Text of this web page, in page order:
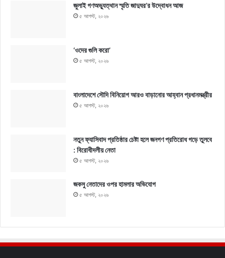
জুলাই গণঅভ্যুত্থান স্মৃতি জাদুঘর’র উদ্বোধন আজ
৫ আগস্ট, ২০২৬
‘ওদের গুলি করো’
৫ আগস্ট, ২০২৬
বাংলাদেশে সৌদি বিনিয়োগ আরও বাড়ানোর আহ্বান প্রধানমন্ত্রীর
৫ আগস্ট, ২০২৬
নতুন ফ্যাসিবাদ প্রতিষ্ঠার চেষ্টা হলে জনগণ প্রতিরোধ গড়ে তুলবে
: বিরোধীদলীয় নেতা
৫ আগস্ট, ২০২৬
জকসু নেতাদের ওপর হামলার অভিযোগ
৫ আগস্ট, ২০২৬